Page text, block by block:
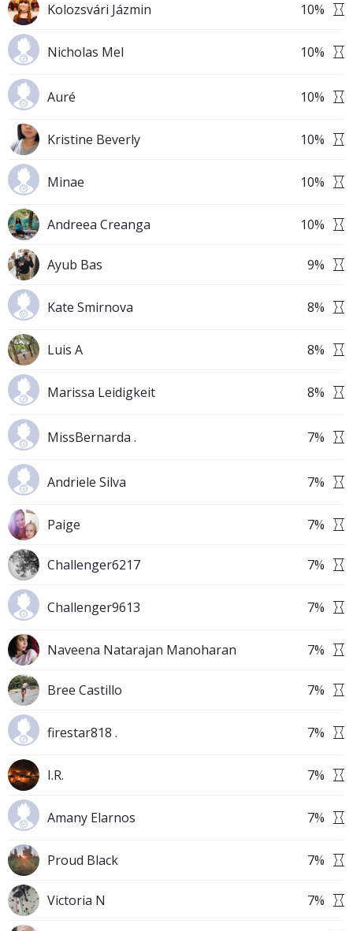
Kolozsvári Jázmin 10%
Nicholas Mel 10%
Auré 10%
Kristine Beverly 10%
Minae 10%
Andreea Creanga 10%
Ayub Bas 9%
Kate Smirnova 8%
Luis A 8%
Marissa Leidigkeit 8%
MissBernarda . 7%
Andriele Silva 7%
Paige 7%
Challenger6217 7%
Challenger9613 7%
Naveena Natarajan Manoharan 7%
Bree Castillo 7%
firestar818 . 7%
I.R. 7%
Amany Elarnos 7%
Proud Black 7%
Victoria N 7%